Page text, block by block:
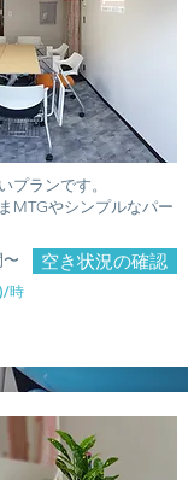
プランです。
MTGやシンプルなパー
時
空き状況の確認